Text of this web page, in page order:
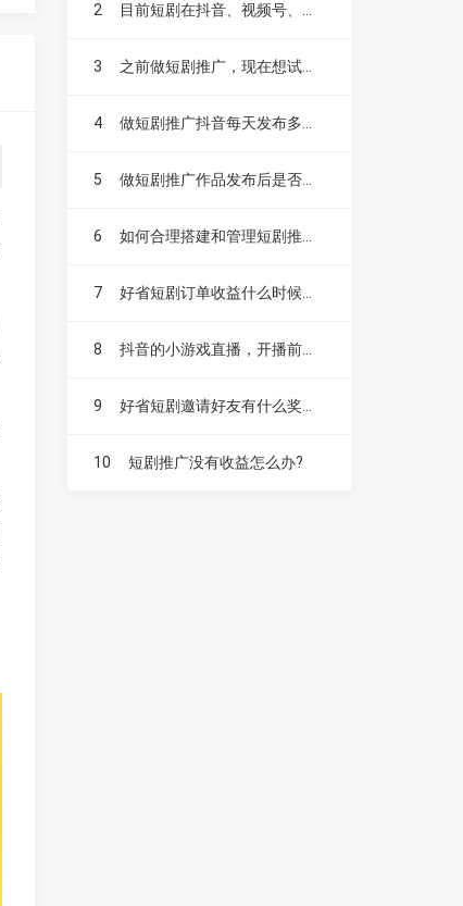
2
3 之前做短剧推广，现在想试试漫剧，不知道漫剧好做吗？
4
5 做短剧推广作品发布后是否需要投抖加？
6
7 好省短剧订单收益什么时候结算，如何提现？
8 抖音的小游戏直播，开播前要不要先发视频扩大流量？
9
10 短剧推广没有收益怎么办?